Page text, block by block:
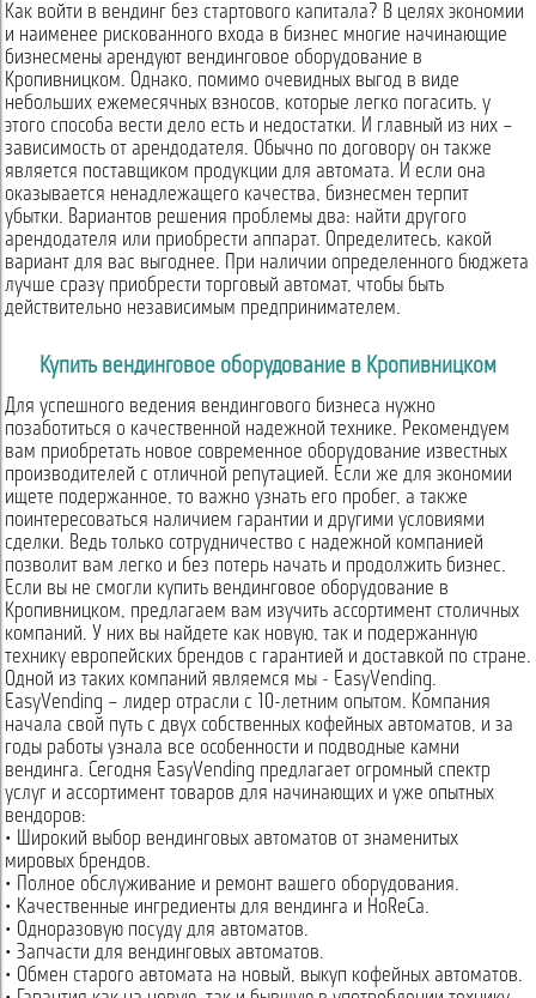
Как войти в вендинг без стартового капитала? В целях экономии
и наименее рискованного входа в бизнес многие начинающие
бизнесмены арендуют вендинговое оборудование в
Кропивницком. Однако, помимо очевидных выгод в виде
небольших ежемесячных взносов, которые легко погасить, у
этого способа вести дело есть и недостатки. И главный из них –
зависимость от арендодателя. Обычно по договору он также
является поставщиком продукции для автомата. И если она
оказывается ненадлежащего качества, бизнесмен терпит
убытки. Вариантов решения проблемы два: найти другого
арендодателя или приобрести аппарат. Определитесь, какой
вариант для вас выгоднее. При наличии определенного бюджета
лучше сразу приобрести торговый автомат, чтобы быть
действительно независимым предпринимателем.
Купить вендинговое оборудование в Кропивницком
Для успешного ведения вендингового бизнеса нужно
позаботиться о качественной надежной технике. Рекомендуем
вам приобретать новое современное оборудование известных
производителей с отличной репутацией. Если же для экономии
ищете подержанное, то важно узнать его пробег, а также
поинтересоваться наличием гарантии и другими условиями
сделки. Ведь только сотрудничество с надежной компанией
позволит вам легко и без потерь начать и продолжить бизнес.
Если вы не смогли купить вендинговое оборудование в
Кропивницком, предлагаем вам изучить ассортимент столичных
компаний. У них вы найдете как новую, так и подержанную
технику европейских брендов с гарантией и доставкой по стране.
Одной из таких компаний являемся мы - EasyVending.
EasyVending – лидер отрасли с 10-летним опытом. Компания
начала свой путь с двух собственных кофейных автоматов, и за
годы работы узнала все особенности и подводные камни
вендинга. Сегодня EasyVending предлагает огромный спектр
услуг и ассортимент товаров для начинающих и уже опытных
вендоров:
• Широкий выбор вендинговых автоматов от знаменитых
мировых брендов.
• Полное обслуживание и ремонт вашего оборудования.
• Качественные ингредиенты для вендинга и HoReCa.
• Одноразовую посуду для автоматов.
• Запчасти для вендинговых автоматов.
• Обмен старого автомата на новый, выкуп кофейных автоматов.